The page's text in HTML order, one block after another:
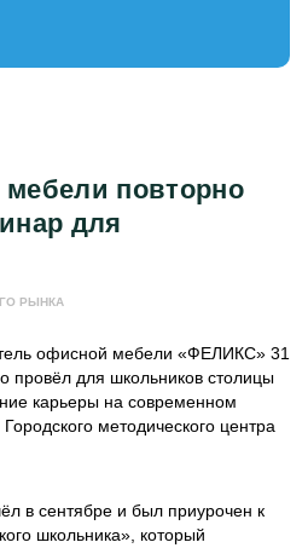
повторно
для
РЫНКА
офисной мебели «ФЕЛИКС» 31
провёл для школьников столицы
карьеры на современном
методического центра
в сентябре и был приурочен к
школьника», который